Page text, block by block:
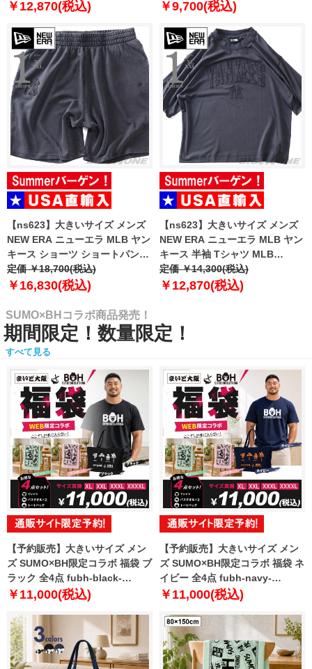
BULLS BLACK SHORTS USA直
￥12,870(税込)
OVERSIZED T-SHIRT USA直輸
￥9,700(税込)
【ns623】大きいサイズ メンズ
NEW ERA ニューエラ MLB ヤン
キース ショーツ ショートパンツ
ハーフパンツ MLB WASHED
NEW YORK YANKEES T-SHIRT
定価 ￥18,700(税込)
￥16,830(税込)
【ns623】大きいサイズ メンズ
NEW ERA ニューエラ MLB ヤン
キース 半袖 Tシャツ MLB
WASHED NEW YORK YANKEES
T-SHIRT USA直輸入 60771645
定価 ￥14,300(税込)
￥12,870(税込)
SUMO×BHコラボ商品発売！
期間限定！数量限定！
すべて見る
【予約販売】大きいサイズ メン
ズ SUMO×BH限定コラボ 福袋 ブ
ラック 全4点 fubh-black-
sumo999-b【10月下旬発送予
￥11,000(税込)
【予約販売】大きいサイズ メン
ズ SUMO×BH限定コラボ 福袋 ネ
イビー 全4点 fubh-navy-
sumo999-b【10月下旬発送予
￥11,000(税込)